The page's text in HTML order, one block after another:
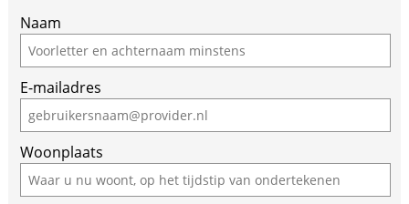
If
you
are
a
human,
ignore
this
field
Naam
E-mailadres
Woonplaats